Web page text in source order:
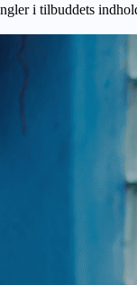
i tilbuddets